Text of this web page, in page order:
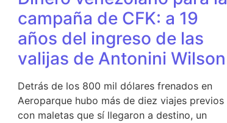
campaña de CFK: a 19
años del ingreso de las
valijas de Antonini Wilson
Detrás de los 800 mil dólares frenados en
Aeroparque hubo más de diez viajes previos
con maletas que sí llegaron a destino, un